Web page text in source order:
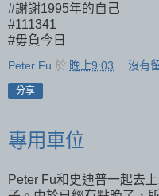
#謝謝1995年的自己
#111341
#毋負今日
Peter Fu 於 晚上9:03 沒有
分享
專用車位
Peter Fu和史迪普一起去